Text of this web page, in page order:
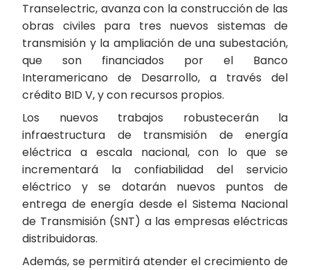
Transelectric, avanza con la construcción de las
obras civiles para tres nuevos sistemas de
transmisión y la ampliación de una subestación,
que son financiados por el Banco
Interamericano de Desarrollo, a través del
crédito BID V, y con recursos propios.
Los nuevos trabajos robustecerán la
infraestructura de transmisión de energía
eléctrica a escala nacional, con lo que se
incrementará la confiabilidad del servicio
eléctrico y se dotarán nuevos puntos de
entrega de energía desde el Sistema Nacional
de Transmisión (SNT) a las empresas eléctricas
distribuidoras.
Además, se permitirá atender el crecimiento de